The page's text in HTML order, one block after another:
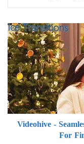
Videohive -
For